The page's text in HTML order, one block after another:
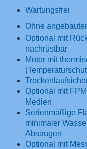
Wartungsfrei
Ohne
Optional mit
nachrüstbar
Motor mit
Optional mit
Medien
Serienmäßige
minimaler
Absaugen
Optional mit